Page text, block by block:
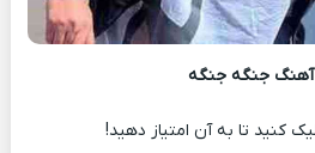
جنگه جنگه
کنید تا به آن امتیاز دهید!